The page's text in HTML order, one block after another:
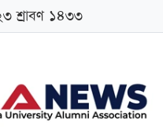
শ্রাবণ ১৪৩৩